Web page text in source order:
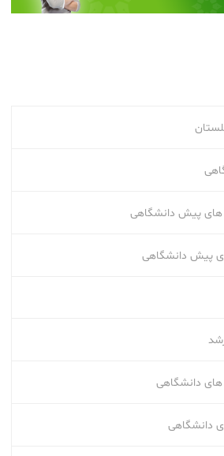
های پیش دانشگاهی
پیش دانشگاهی
های دانشگاهی
دانشگاهی